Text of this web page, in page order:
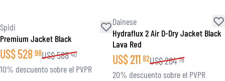
Spidi
Premium Jacket Black
US$528 98US$588 40
10% descuento sobre el PVPR
Dainese
Hydraflux 2 Air D-Dry Jacket Black
Lava Red
US$211 82US$264 78
20% descuento sobre el PVPR